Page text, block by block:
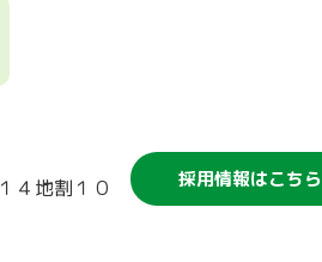
４地割１０
採用情報はこちら